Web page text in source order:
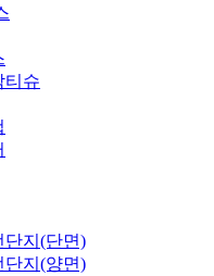
티슈
단지(단면)
단지(양면)